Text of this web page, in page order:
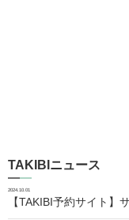
TAKIBIニュース
2024.10.01
【TAKIBI予約サイト】